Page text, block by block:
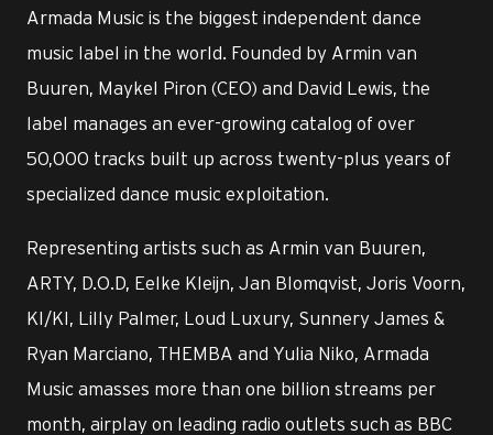
Armada Music is the biggest independent dance
music label in the world. Founded by Armin van
Buuren, Maykel Piron (CEO) and David Lewis, the
label manages an ever-growing catalog of over
50,000 tracks built up across twenty-plus years of
specialized dance music exploitation.
Representing artists such as Armin van Buuren,
ARTY, D.O.D, Eelke Kleijn, Jan Blomqvist, Joris Voorn,
KI/KI, Lilly Palmer, Loud Luxury, Sunnery James &
Ryan Marciano, THEMBA and Yulia Niko, Armada
Music amasses more than one billion streams per
month, airplay on leading radio outlets such as BBC